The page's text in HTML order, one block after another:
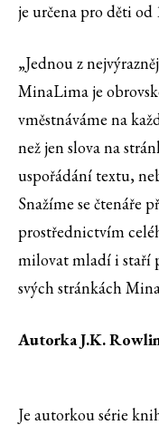
je určena pro děti od
„Jednou z
MinaLima je
vměstnáváme na
než jen slova na
uspořádání textu,
Snažíme se čtenáře
prostřednictvím
milovat mladí i staří
svých stránkách
Autorka J.K.
Je autorkou série